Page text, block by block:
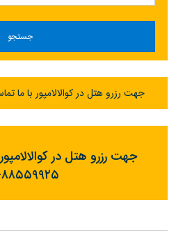
جستجو
جهت رزرو هتل در کوالالامپور با ما
جهت رزرو هتل در
۰۲۱-